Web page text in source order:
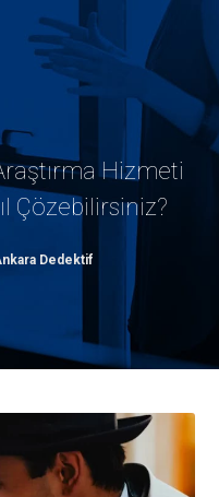
Hizmeti
Çözebilirsiniz?
Dedektif